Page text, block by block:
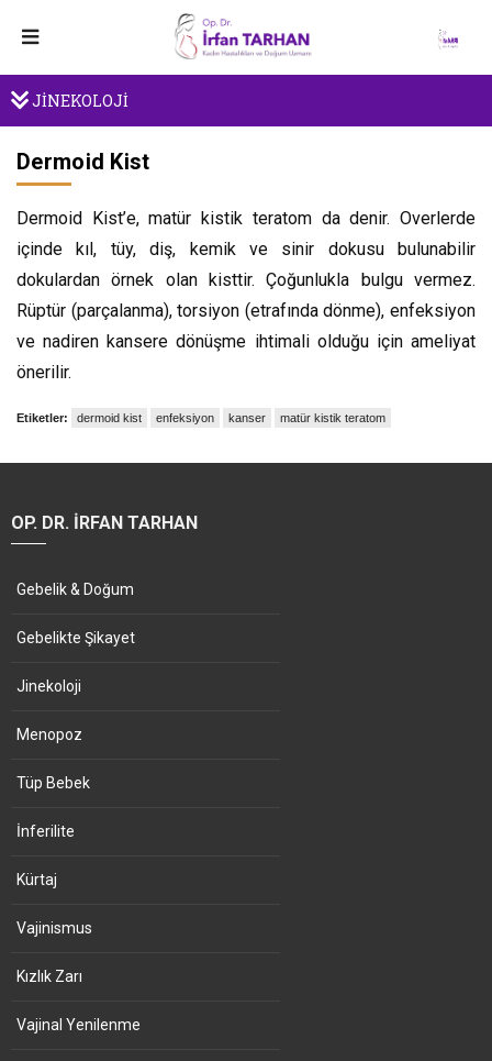
JİNEKOLOJİ
Dermoid Kist
Dermoid Kist’e, matür kistik teratom da denir. Overlerde
içinde kıl, tüy, diş, kemik ve sinir dokusu bulunabilir
dokulardan örnek olan kisttir. Çoğunlukla bulgu vermez.
Rüptür (parçalanma), torsiyon (etrafında dönme), enfeksiyon
ve nadiren kansere dönüşme ihtimali olduğu için ameliyat
önerilir.
Etiketler: dermoid kist enfeksiyon kanser matür kistik teratom
OP. DR. İRFAN TARHAN
Gebelik & Doğum
Gebelikte Şikayet
Jinekoloji
Menopoz
Tüp Bebek
İnferilite
Kürtaj
Vajinismus
Kızlık Zarı
Vajinal Yenilenme